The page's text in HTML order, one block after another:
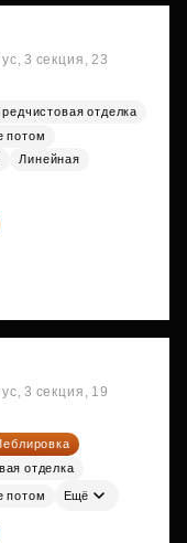
3 секция, 23
отделка
потом
Линейная
3 секция, 19
отделка
потом Ещё